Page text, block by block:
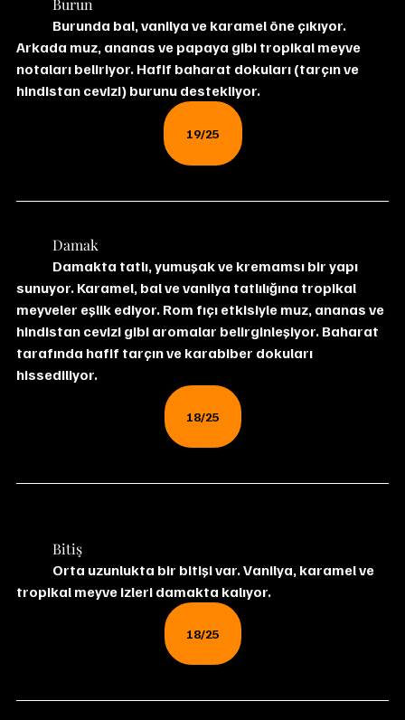
	Burun
Arkada muz, ananas ve papaya gibi tropikal meyve
notaları beliriyor. Hafif baharat dokuları (tarçın ve
hindistan cevizi) burunu destekliyor.
19/25
	Damak
sunuyor. Karamel, bal ve vanilya tatlılığına tropikal
meyveler eşlik ediyor. Rom fıçı etkisiyle muz, ananas ve
hindistan cevizi gibi aromalar belirginleşiyor. Baharat
tarafında hafif tarçın ve karabiber dokuları
hissediliyor.
18/25
	Bitiş
tropikal meyve izleri damakta kalıyor.
18/25